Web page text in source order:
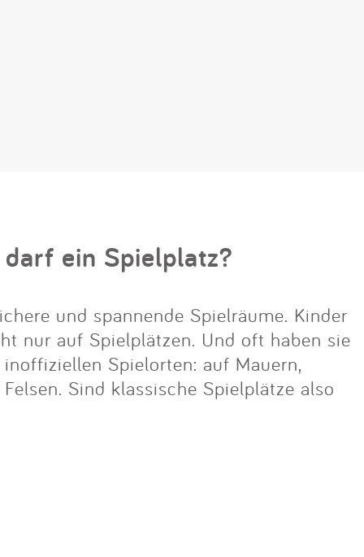
ein Spielplatz?
und spannende Spielräume. Kinder
nur auf Spielplätzen. Und oft haben sie
Spielorten: auf Mauern,
Sind klassische Spielplätze also